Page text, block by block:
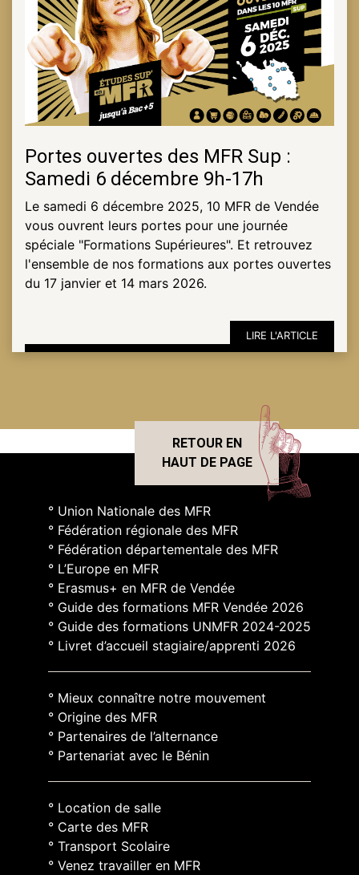
Portes ouvertes des MFR Sup :
Samedi 6 décembre 9h-17h
Le samedi 6 décembre 2025, 10 MFR de Vendée
vous ouvrent leurs portes pour une journée
spéciale "Formations Supérieures". Et retrouvez
l'ensemble de nos formations aux portes ouvertes
du 17 janvier et 14 mars 2026.
LIRE L'ARTICLE
RETOUR EN
HAUT DE PAGE
° Union Nationale des MFR
° Fédération régionale des MFR
° Fédération départementale des MFR
° L’Europe en MFR
° Erasmus+ en MFR de Vendée
° Guide des formations MFR Vendée 2026
° Guide des formations UNMFR 2024-2025
° Livret d’accueil stagiaire/apprenti 2026
° Mieux connaître notre mouvement
° Origine des MFR
° Partenaires de l’alternance
° Partenariat avec le Bénin
° Location de salle
° Carte des MFR
° Transport Scolaire
° Venez travailler en MFR